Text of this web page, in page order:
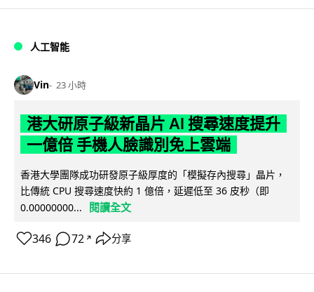
人工智能
Vin 23 小時
港大研原子級新晶片 AI 搜尋速度提升
一億倍 手機人臉識別免上雲端
香港大學團隊成功研發原子級厚度的「模擬存內搜尋」晶片，
比傳統 CPU 搜尋速度快約 1 億倍，延遲低至 36 皮秒（即
0.00000000...
閱讀全文
346 72 ↗ 分享